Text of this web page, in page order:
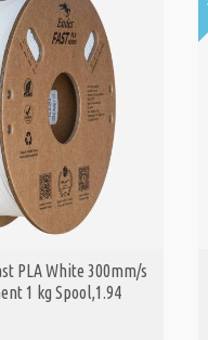
PLA White 300mm/s
1 kg Spool,1.94